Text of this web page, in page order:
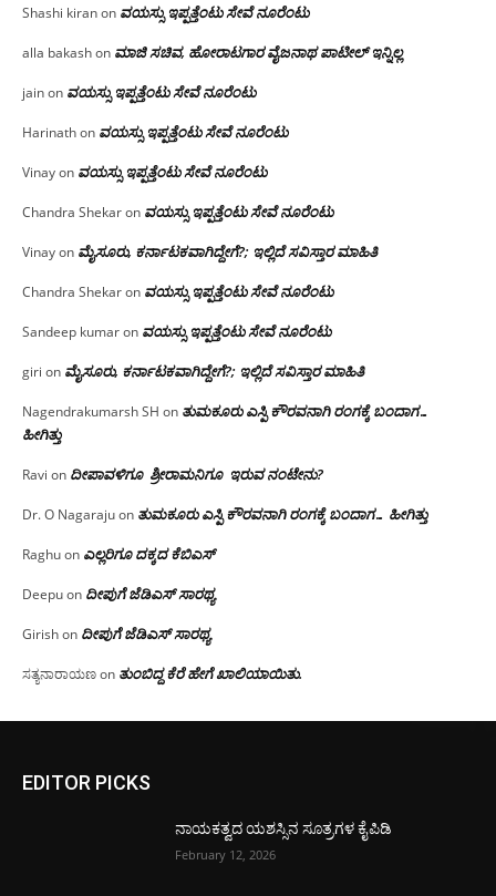
Shashi kiranon ವಯಸ್ಸು ಇಪ್ಪತ್ತೆಂಟು ಸೇವೆ ನೂರೆಂಟು
alla bakashon ಮಾಜಿ ಸಚಿವ, ಹೋರಾಟಗಾರ ವೈಜನಾಥ ಪಾಟೀಲ್ ಇನ್ನಿಲ್ಲ
jainon ವಯಸ್ಸು ಇಪ್ಪತ್ತೆಂಟು ಸೇವೆ ನೂರೆಂಟು
Harinathon ವಯಸ್ಸು ಇಪ್ಪತ್ತೆಂಟು ಸೇವೆ ನೂರೆಂಟು
Vinayon ವಯಸ್ಸು ಇಪ್ಪತ್ತೆಂಟು ಸೇವೆ ನೂರೆಂಟು
Chandra Shekaron ವಯಸ್ಸು ಇಪ್ಪತ್ತೆಂಟು ಸೇವೆ ನೂರೆಂಟು
Vinayon ಮೈಸೂರು, ಕರ್ನಾಟಕವಾಗಿದ್ದೇಗೆ?; ಇಲ್ಲಿದೆ ಸವಿಸ್ತಾರ ಮಾಹಿತಿ
Chandra Shekaron ವಯಸ್ಸು ಇಪ್ಪತ್ತೆಂಟು ಸೇವೆ ನೂರೆಂಟು
Sandeep kumaron ವಯಸ್ಸು ಇಪ್ಪತ್ತೆಂಟು ಸೇವೆ ನೂರೆಂಟು
giri on ಮೈಸೂರು, ಕರ್ನಾಟಕವಾಗಿದ್ದೇಗೆ?; ಇಲ್ಲಿದೆ ಸವಿಸ್ತಾರ ಮಾಹಿತಿ
Nagendrakumarsh SH on ತುಮಕೂರು ಎಸ್ಪಿ ಕೌರವನಾಗಿ ರಂಗಕ್ಕೆ ಬಂದಾಗ…
ಹೀಗಿತ್ತು
Ravi on ದೀಪಾವಳಿಗೂ ಶ್ರೀರಾಮನಿಗೂ ಇರುವ ನಂಟೇನು?
Dr. O Nagarajuon ತುಮಕೂರು ಎಸ್ಪಿ ಕೌರವನಾಗಿ ರಂಗಕ್ಕೆ ಬಂದಾಗ… ಹೀಗಿತ್ತು
Raghuon ಎಲ್ಲರಿಗೂ ದಕ್ಕದ ಕೆಬಿಎಸ್
Deepuon ದೀಪುಗೆ ಜೆಡಿಎಸ್ ಸಾರಥ್ಯ
Girishon ದೀಪುಗೆ ಜೆಡಿಎಸ್ ಸಾರಥ್ಯ
ಸತ್ಯನಾರಾಯಣon ತುಂಬಿದ್ದ ಕೆರೆ ಹೇಗೆ ಖಾಲಿಯಾಯಿತು.
EDITOR PICKS
ನಾಯಕತ್ವದ ಯಶಸ್ಸಿನ ಸೂತ್ರಗಳ ಕೈಪಿಡಿ
February 12, 2026